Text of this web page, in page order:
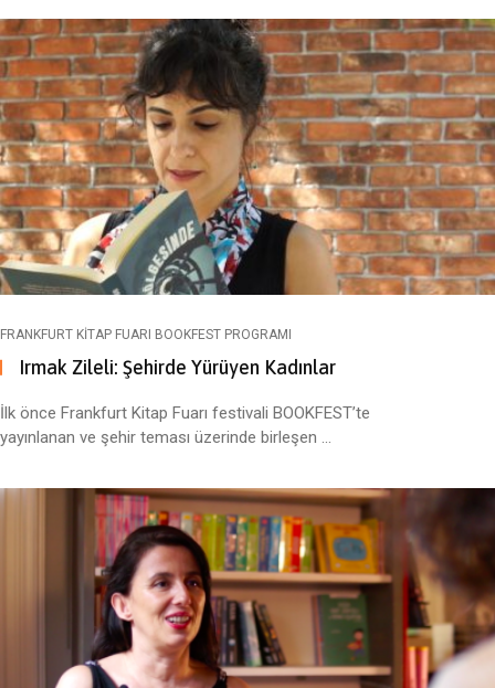
FRANKFURT KITAP FUARI BOOKFEST PROGRAMI
Irmak Zileli: Şehirde Yürüyen Kadınlar
İlk önce Frankfurt Kitap Fuarı festivali BOOKFEST’te
yayınlanan ve şehir teması üzerinde birleşen ...